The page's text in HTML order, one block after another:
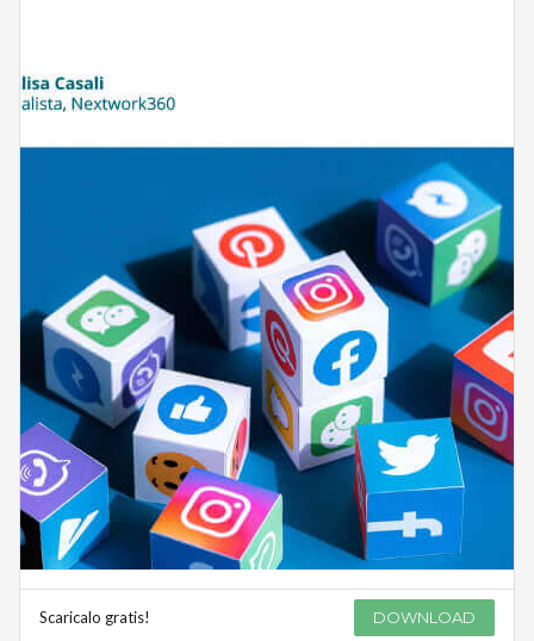
Scaricalo gratis! DOWNLOAD